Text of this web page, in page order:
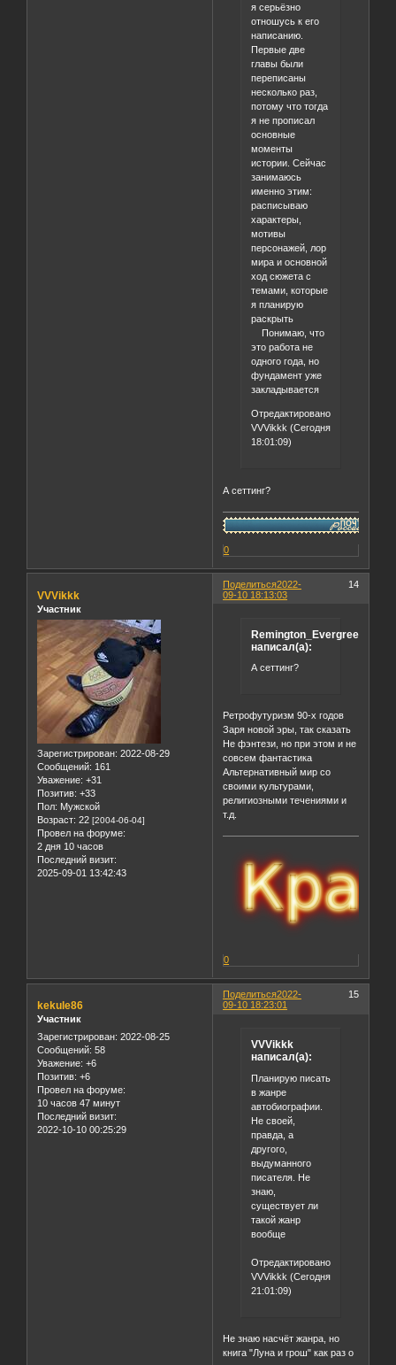
я серьёзно
отношусь к его
написанию.
Первые две
главы были
переписаны
несколько раз,
потому что тогда
я не прописал
основные
моменты
истории. Сейчас
занимаюсь
именно этим:
расписываю
характеры,
мотивы
персонажей, лор
мира и основной
ход сюжета с
темами, которые
я планирую
раскрыть
Понимаю, что
это работа не
одного года, но
фундамент уже
закладывается
Отредактировано
VVVikkk (Сегодня
18:01:09)
А сеттинг?
0
Поделиться 14
2022-
09-10 18:13:03
VVVikkk
Участник
Зарегистрирован: 2022-08-29
Сообщений: 161
Уважение: +31
Позитив: +33
Пол: Мужской
Возраст: 22 [2004-06-04]
Провел на форуме:
2 дня 10 часов
Последний визит:
2025-09-01 13:42:43
Remington_Evergreen
написал(а):
А сеттинг?
Ретрофутуризм 90-х годов
Заря новой эры, так сказать
Не фэнтези, но при этом и не
совсем фантастика
Альтернативный мир со
своими культурами,
религиозными течениями и
т.д.
0
Поделиться 15
2022-
09-10 18:23:01
kekule86
Участник
Зарегистрирован: 2022-08-25
Сообщений: 58
Уважение: +6
Позитив: +6
Провел на форуме:
10 часов 47 минут
Последний визит:
2022-10-10 00:25:29
VVVikkk
написал(а):
Планирую писать
в жанре
автобиографии.
Не своей,
правда, а
другого,
выдуманного
писателя. Не
знаю,
существует ли
такой жанр
вообще
Отредактировано
VVVikkk (Сегодня
21:01:09)
Не знаю насчёт жанра, но
книга "Луна и грош" как раз о